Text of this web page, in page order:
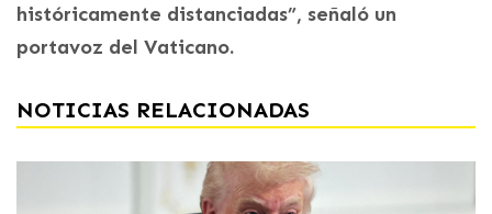
históricamente distanciadas”, señaló un
portavoz del Vaticano.
NOTICIAS RELACIONADAS